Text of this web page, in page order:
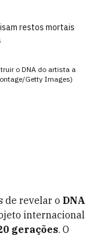
restos mortais
o DNA do artista a
Getty Images)
de revelar o DNA
internacional
gerações. O